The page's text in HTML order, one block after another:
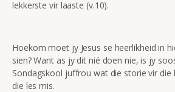
lekkerste vir laaste (v.10).
Hoekom moet jy Jesus se heerlikheid in
sien? Want as jy dit nié doen nie, is jy
Sondagskool juffrou wat die storie vir die
die les mis.